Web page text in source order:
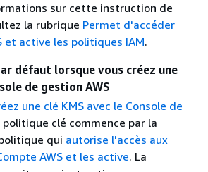
sur cette instruction de
la rubrique Permet d'accéder
et active les politiques IAM.
défaut lorsque vous créez une
de gestion AWS
une clé KMS avec le Console de
politique clé commence par la
qui autorise l'accès aux
AWS et les active. La